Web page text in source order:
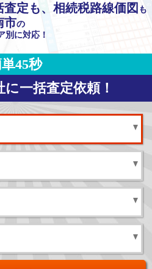
査定も、相続税路線価図 も
市の
別に対応！
45秒
一括査定依頼！